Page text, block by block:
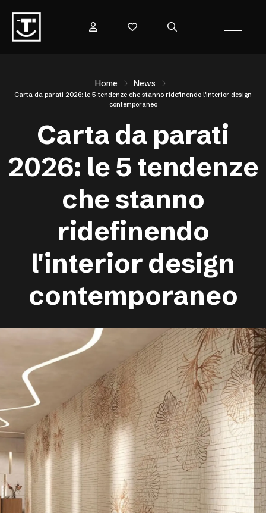
Home News
Carta da parati 2026: le 5 tendenze che stanno ridefinendo l'interior design
contemporaneo
Carta da parati
2026: le 5 tendenze
che stanno
ridefinendo
l'interior design
contemporaneo